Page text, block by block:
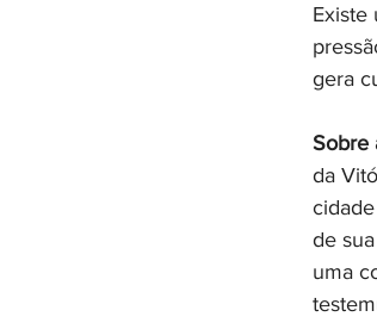
Existe
gera
Sobre
da
de
uma